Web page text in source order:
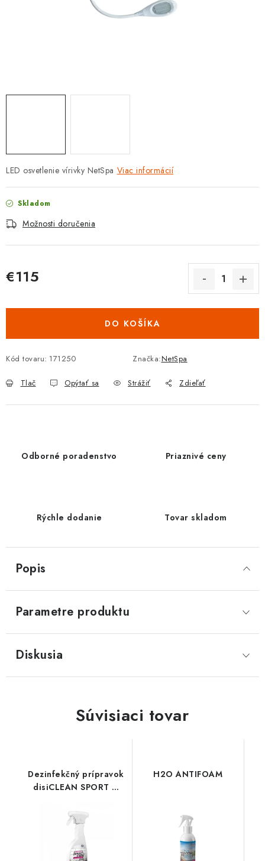
ZNAČKY
Spôsob dopravy a platby
Vernostný program
LED osvetlenie vírivky NetSpa Viac informácií
Skladom
Možnosti doručenia
€115
DO KOŠÍKA
Kód tovaru: 171250 Značka:NetSpa
Tlač Opýtať sa Strážiť Zdieľať
Odborné poradenstvo Priaznivé ceny
Rýchle dodanie Tovar skladom
Popis
Parametre produktu
Diskusia
Súvisiaci tovar
Dezinfekčný prípravok
disiCLEAN SPORT &
H2O ANTIFOAM